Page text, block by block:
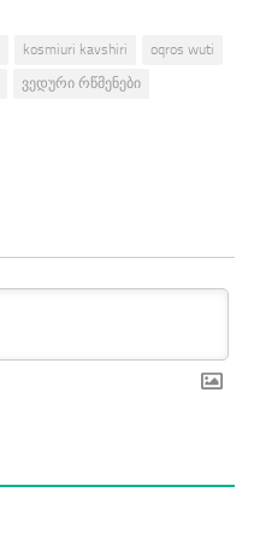
kosmiuri kavshiri
oqros wuti
ვედური რწმენები